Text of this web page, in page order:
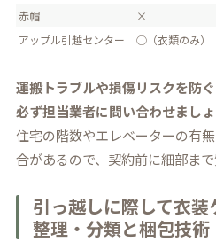
赤帽
×
アップル引越センター
◯（衣類のみ）
運搬トラブルや損傷リスクを防
必ず担当業者に問い合わせましょ
住宅の階数やエレベーターの有
合があるので、契約前に細部ま
引っ越しに際して衣
整理・分類と梱包技術